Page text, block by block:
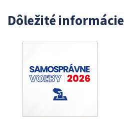
Dôležité informácie